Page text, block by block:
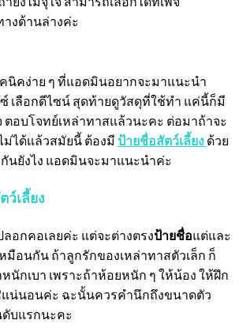
างด้านล่างค่ะ
นิคง่าย ๆ ที่แอดมินอยากจะมาแนะนำ
เลือกดีไซน์ สุดท้ายดูวัสดุที่ใช้ทำ แค่นี้ก็มี
ตอบโจทย์เหล่าทาสแล้วนะคะ ต่อมาถ้าจะ
ม่ได้แล้วสมัยนี้ ต้องมี ป้ายชื่อสัตว์เลี้ยง ด้วย
กันยังไง แอดมินจะมาแนะนำค่ะ
ว์เลี้ยง
อกคอเลยค่ะ แต่จะต่างตรงป้ายชื่อแต่และ
มือนกัน ถ้าลูกรักของเหล่าทาสตัวเล็ก ก็
นักเบา เพราะถ้าห้อยหนัก ๆ ให้น้อง ให้ฝึก
แน่นอนค่ะ ฉะนั้นควรคำนึกถึงขนาดตัว
ดับแรกนะคะ